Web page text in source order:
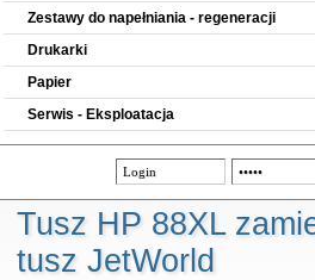
Zestawy do napełniania - regeneracji
Drukarki
Papier
Serwis - Eksploatacja
Tusz HP 88XL
tusz JetWorld